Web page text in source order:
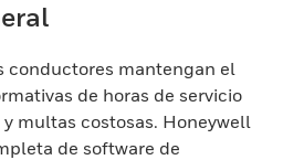
conductores mantengan el
de horas de servicio
multas costosas. Honeywell
de software de